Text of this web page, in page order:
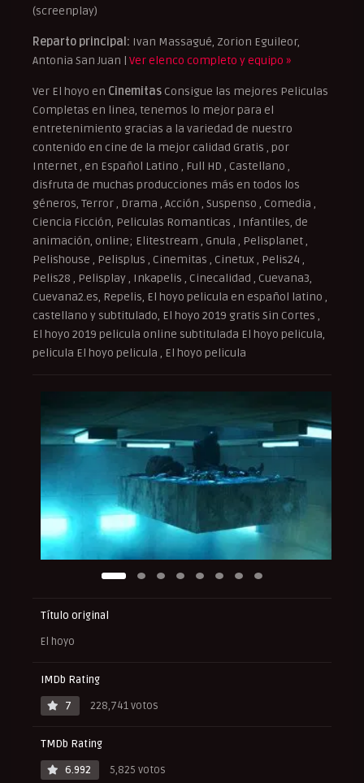
(screenplay)
Reparto principal: Ivan Massagué, Zorion Eguileor,
Antonia San Juan | Ver elenco completo y equipo »
Ver El hoyo en Cinemitas Consigue las mejores Peliculas
Completas en linea, tenemos lo mejor para el
entretenimiento gracias a la variedad de nuestro
contenido en cine de la mejor calidad Gratis , por
Internet , en Español Latino , Full HD , Castellano ,
disfruta de muchas producciones más en todos los
géneros, Terror , Drama , Acción , Suspenso , Comedia ,
Ciencia Ficción, Peliculas Romanticas , Infantiles, de
animación, online; Elitestream , Gnula , Pelisplanet ,
Pelishouse , Pelisplus , Cinemitas , Cinetux , Pelis24 ,
Pelis28 , Pelisplay , Inkapelis , Cinecalidad , Cuevana3,
Cuevana2.es, Repelis, El hoyo pelicula en español latino ,
castellano y subtitulado, El hoyo 2019 gratis Sin Cortes ,
El hoyo 2019 pelicula online subtitulada El hoyo pelicula,
pelicula El hoyo pelicula , El hoyo pelicula
Título original
El hoyo
IMDb Rating
7
228,741 votos
TMDb Rating
6.992
5,825 votos